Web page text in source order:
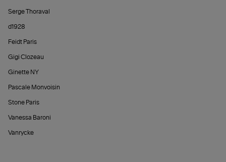
Serge Thoraval
d1928
Feidt Paris
Gigi Clozeau
Ginette NY
Pascale Monvoisin
Stone Paris
Vanessa Baroni
Vanrycke